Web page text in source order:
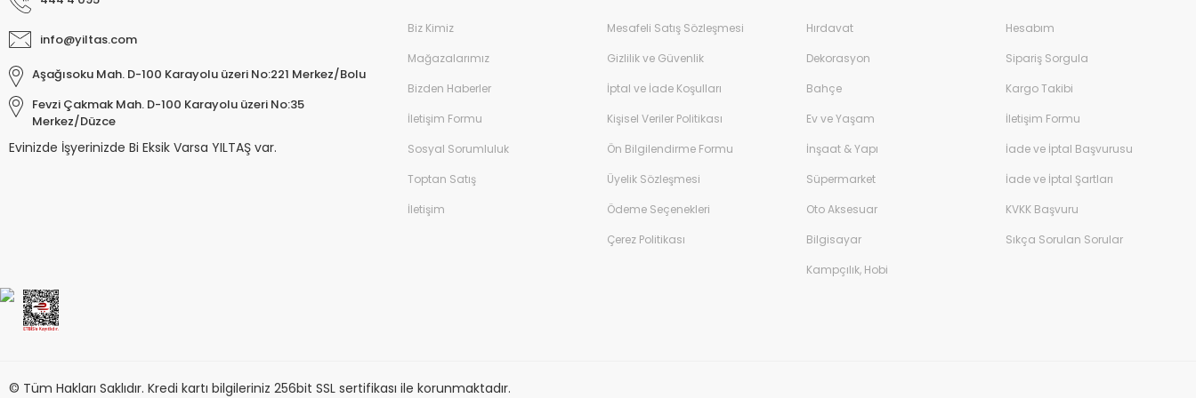
info@yiltas.com
Aşağısoku Mah. D-100 Karayolu üzeri No:221 Merkez/Bolu
Fevzi Çakmak Mah. D-100 Karayolu üzeri No:35
Merkez/Düzce
Evinizde İşyerinizde Bi Eksik Varsa YILTAŞ var.
Biz Kimiz
Mağazalarımız
Bizden Haberler
İletişim Formu
Sosyal Sorumluluk
Toptan Satış
İletişim
Mesafeli Satış Sözleşmesi
Gizlilik ve Güvenlik
İptal ve İade Koşulları
Kişisel Veriler Politikası
Ön Bilgilendirme Formu
Üyelik Sözleşmesi
Ödeme Seçenekleri
Çerez Politikası
Hırdavat
Dekorasyon
Bahçe
Ev ve Yaşam
İnşaat & Yapı
Süpermarket
Oto Aksesuar
Bilgisayar
Kampçılık, Hobi
Hesabım
Sipariş Sorgula
Kargo Takibi
İletişim Formu
İade ve İptal Başvurusu
İade ve İptal Şartları
KVKK Başvuru
Sıkça Sorulan Sorular
© Tüm Hakları Saklıdır. Kredi kartı bilgileriniz 256bit SSL sertifikası ile korunmaktadır.